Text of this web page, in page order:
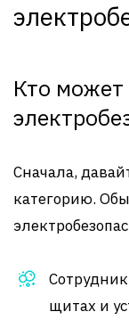
Кто может
Сначала,
категорию.
щитах и